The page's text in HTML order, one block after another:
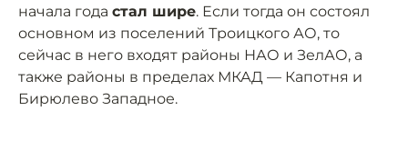
начала года стал шире. Если тогда он состоял
основном из поселений Троицкого АО, то
сейчас в него входят районы НАО и ЗелАО, а
также районы в пределах МКАД — Капотня и
Бирюлево Западное.